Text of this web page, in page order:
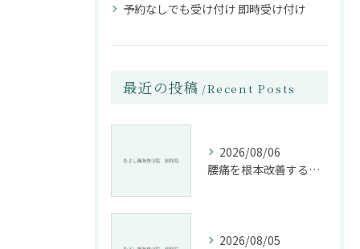
予約なしでも受け付け 即時受け付け
最近の投稿 Recent Posts
2026/08/06
腰痛を根本改善する整骨院の施術とアドバイスの重要性
2026/08/05